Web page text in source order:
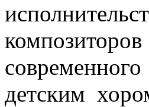
детским